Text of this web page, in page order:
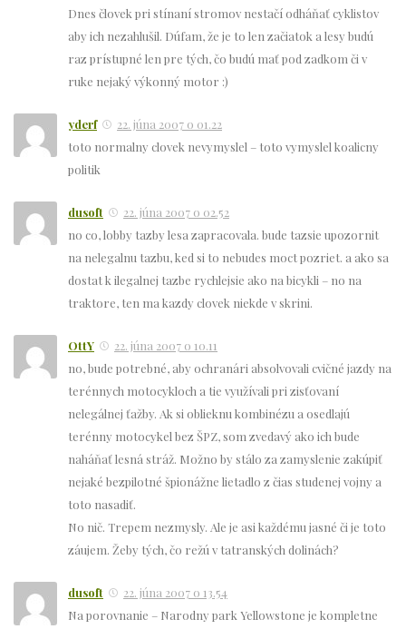
Dnes človek pri stínaní stromov nestačí odháňať cyklistov
aby ich nezahlušil. Dúfam, že je to len začiatok a lesy budú
raz prístupné len pre tých, čo budú mať pod zadkom či v
ruke nejaký výkonný motor :)
yderf
22. júna 2007 o 01.22
toto normalny clovek nevymyslel – toto vymyslel koalicny
politik
dusoft
22. júna 2007 o 02.52
no co, lobby tazby lesa zapracovala. bude tazsie upozornit
na nelegalnu tazbu, ked si to nebudes moct pozriet. a ako sa
dostat k ilegalnej tazbe rychlejsie ako na bicykli – no na
traktore, ten ma kazdy clovek niekde v skrini.
OttY
22. júna 2007 o 10.11
no, bude potrebné, aby ochranári absolvovali cvičné jazdy na
terénnych motocykloch a tie využívali pri zisťovaní
nelegálnej ťažby. Ak si oblieknu kombinézu a osedlajú
terénny motocykel bez ŠPZ, som zvedavý ako ich bude
naháňať lesná stráž. Možno by stálo za zamyslenie zakúpiť
nejaké bezpilotné špionážne lietadlo z čias studenej vojny a
toto nasadiť.
No nič. Trepem nezmysly. Ale je asi každému jasné či je toto
záujem. Žeby tých, čo režú v tatranských dolinách?
dusoft
22. júna 2007 o 13.54
Na porovnanie – Narodny park Yellowstone je kompletne